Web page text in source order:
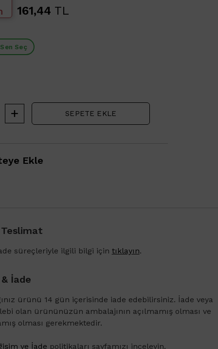
161,44 TL
Seç
SEPETE EKLE
Ekle
1500 TL ve üzeri alışverişlerinizde Vichy Dercos
süreçleriyle ilgili bilgi için tıklayın.
İade
ürünü 14 gün içerisinde iade edebilirsiniz. İade veya
olan ürününüzün ambalajının açılmamış olması ve
olması gerekmektedir.
ve İade politikaları sayfamızı inceleyin.